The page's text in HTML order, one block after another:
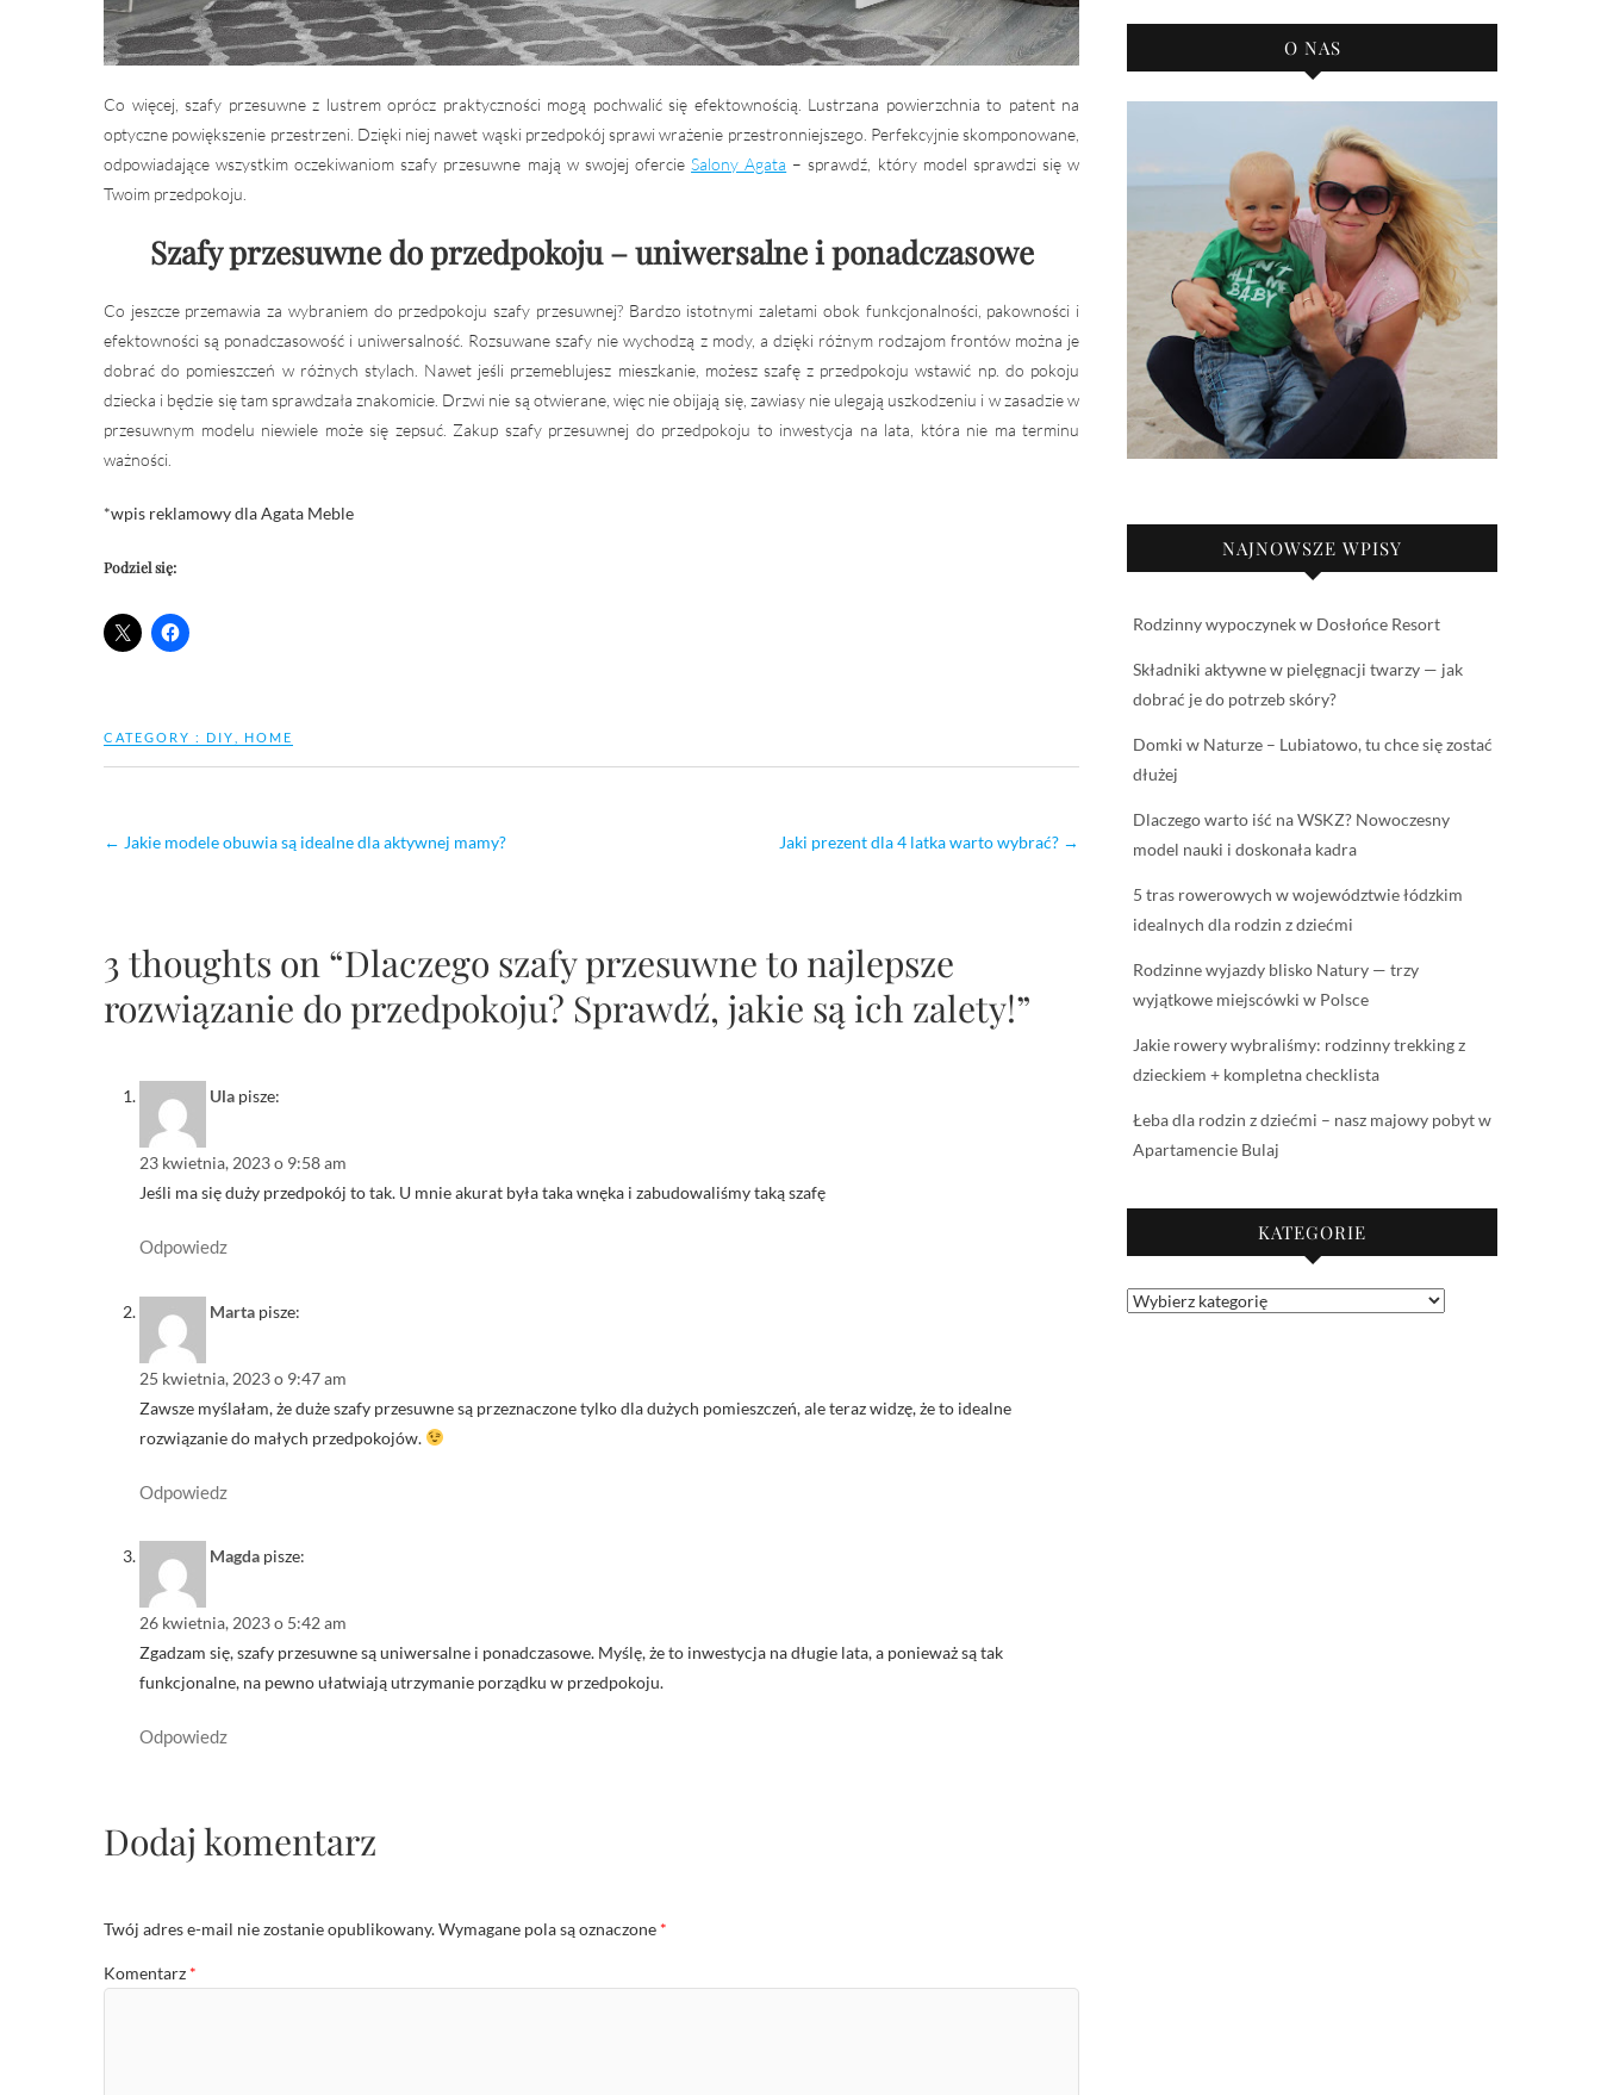
Co więcej, szafy przesuwne z lustrem oprócz praktyczności mogą pochwalić się efektownością. Lustrzana powierzchnia to patent na
optyczne powiększenie przestrzeni. Dzięki niej nawet wąski przedpokój sprawi wrażenie przestronniejszego. Perfekcyjnie skomponowane,
odpowiadające wszystkim oczekiwaniom szafy przesuwne mają w swojej ofercieSalony Agata – sprawdź, który model sprawdzi się w
Twoim przedpokoju.
Szafy przesuwne do przedpokoju – uniwersalne i ponadczasowe
Co jeszcze przemawia za wybraniem do przedpokoju szafy przesuwnej? Bardzo istotnymi zaletami obok funkcjonalności, pakowności i
efektowności są ponadczasowość i uniwersalność. Rozsuwane szafy nie wychodzą z mody, a dzięki różnym rodzajom frontów można je
dobrać do pomieszczeń w różnych stylach. Nawet jeśli przemeblujesz mieszkanie, możesz szafę z przedpokoju wstawić np. do pokoju
dziecka i będzie się tam sprawdzała znakomicie. Drzwi nie są otwierane, więc nie obijają się, zawiasy nie ulegają uszkodzeniu i w zasadzie w
przesuwnym modelu niewiele może się zepsuć. Zakup szafy przesuwnej do przedpokoju to inwestycja na lata, która nie ma terminu
ważności.
*wpis reklamowy dla Agata Meble
Podziel się:
CATEGORY : DIY HOME
← Jakie modele obuwia są idealne dla aktywnej mamy? Jaki prezent dla 4 latka warto wybrać? →
3 thoughts on “Dlaczego szafy przesuwne to najlepsze
rozwiązanie do przedpokoju? Sprawdź, jakie są ich zalety!”
Ula pisze:
23 kwietnia, 2023 o 9:58 am
Jeśli ma się duży przedpokój to tak. U mnie akurat była taka wnęka i zabudowaliśmy taką szafę
Odpowiedz
Marta pisze:
25 kwietnia, 2023 o 9:47 am
Zawsze myślałam, że duże szafy przesuwne są przeznaczone tylko dla dużych pomieszczeń, ale teraz widzę, że to idealne
rozwiązanie do małych przedpokojów.
Odpowiedz
Magda pisze:
26 kwietnia, 2023 o 5:42 am
Zgadzam się, szafy przesuwne są uniwersalne i ponadczasowe. Myślę, że to inwestycja na długie lata, a ponieważ są tak
funkcjonalne, na pewno ułatwiają utrzymanie porządku w przedpokoju.
Odpowiedz
Dodaj komentarz
Twój adres e-mail nie zostanie opublikowany.Wymagane pola są oznaczone *
Komentarz *
O NAS
NAJNOWSZE WPISY
Rodzinny wypoczynek w Dosłońce Resort
Składniki aktywne w pielęgnacji twarzy — jak
dobrać je do potrzeb skóry?
Domki w Naturze – Lubiatowo, tu chce się zostać
dłużej
Dlaczego warto iść na WSKZ? Nowoczesny
model nauki i doskonała kadra
5 tras rowerowych w województwie łódzkim
idealnych dla rodzin z dziećmi
Rodzinne wyjazdy blisko Natury — trzy
wyjątkowe miejscówki w Polsce
Jakie rowery wybraliśmy: rodzinny trekking z
dzieckiem + kompletna checklista
Łeba dla rodzin z dziećmi – nasz majowy pobyt w
Apartamencie Bulaj
KATEGORIE
Kategorie